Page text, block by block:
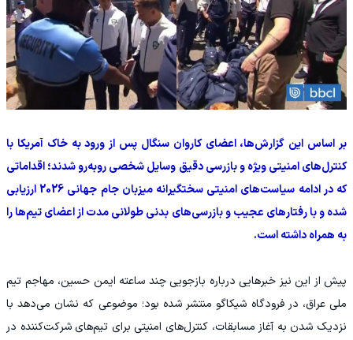
بر اساس این گزارش‌ها، اعضای کاروان سنگال پس از ورود به خاک آمریکا با
کنترل‌های امنیتی ویژه و بازرسی دقیق وسایل شخصی روبه‌رو شدند؛ اقداماتی
که در ادامه سیاست‌های امنیتی سختگیرانه میزبان جام جهانی 2026 ارزیابی
شده و با رفتارهای عجیب و بازرسی‌های بدنی طولانی مدت از اعضای تیم‌ها را
به همراه داشته است.
پیش از این نیز خبرهایی درباره بازجویی چند ساعته ایمن حسین، مهاجم تیم
ملی عراق، در فرودگاه شیکاگو منتشر شده بود؛ موضوعی که نشان می‌دهد با
نزدیک شدن به آغاز مسابقات، کنترل‌های امنیتی برای تیم‌های شرکت‌کننده در